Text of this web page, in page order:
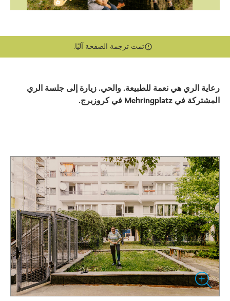
تمت ترجمة الصفحة آليًا.
رعاية الري هي نعمة للطبيعة. والحي. زيارة إلى جلسة الري
المشتركة في Mehringplatz في كروزبرج.